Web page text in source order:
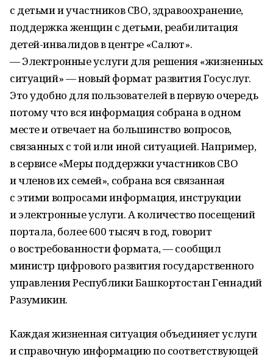
с детьми и участников СВО, здравоохранение,
поддержка женщин с детьми, реабилитация
детей-инвалидов в центре «Салют».
— Электронные услуги для решения «жизненных
ситуаций» — новый формат развития Госуслуг.
Это удобно для пользователей в первую очередь
потому что вся информация собрана в одном
месте и отвечает на большинство вопросов,
связанных с той или иной ситуацией. Например,
в сервисе «Меры поддержки участников СВО
и членов их семей», собрана вся связанная
с этими вопросами информация, инструкции
и электронные услуги. А количество посещений
портала, более 600 тысяч в год, говорит
о востребованности формата, — сообщил
министр цифрового развития государственного
управления Республики Башкортостан Геннадий
Разумикин.
Каждая жизненная ситуация объединяет услуги
и справочную информацию по соответствующей